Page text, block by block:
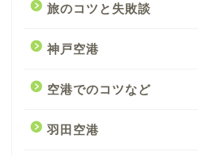
旅のコツと失敗談
神戸空港
空港でのコツなど
羽田空港